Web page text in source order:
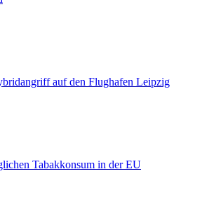
auf den Flughafen Leipzig
Tabakkonsum in der EU